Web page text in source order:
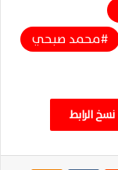
محمد صبحي
نسخ الرابط